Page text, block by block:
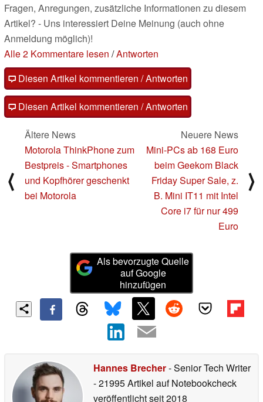
Fragen, Anregungen, zusätzliche Informationen zu diesem
Artikel? - Uns interessiert Deine Meinung (auch ohne
Anmeldung möglich)!
Alle 2 Kommentare lesen /Antworten
Diesen Artikel kommentieren / Antworten
Diesen Artikel kommentieren / Antworten
⟨
Ältere News
Motorola ThinkPhone zum
Bestpreis - Smartphones
und Kopfhörer geschenkt
bei Motorola
Neuere News
Mini-PCs ab 168 Euro
beim Geekom Black
Friday Super Sale, z.
B. Mini IT11 mit Intel
Core i7 für nur 499
Euro
⟩
Als bevorzugte Quelle
auf Google
hinzufügen
Hannes Brecher- Senior Tech Writer
- 21995 Artikel auf Notebookcheck
veröffentlichtseit 2018